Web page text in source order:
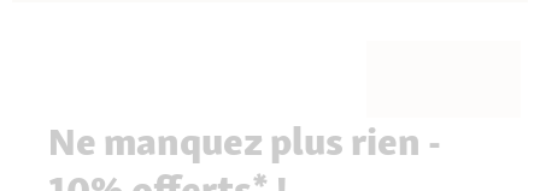
Ne manquez plus rien -